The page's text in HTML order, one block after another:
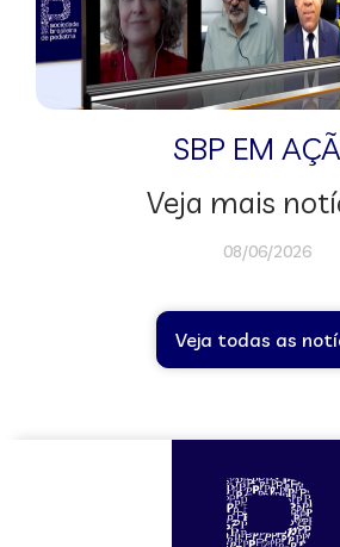
SBP EM
Veja mais
08/06/2026
Veja todas as